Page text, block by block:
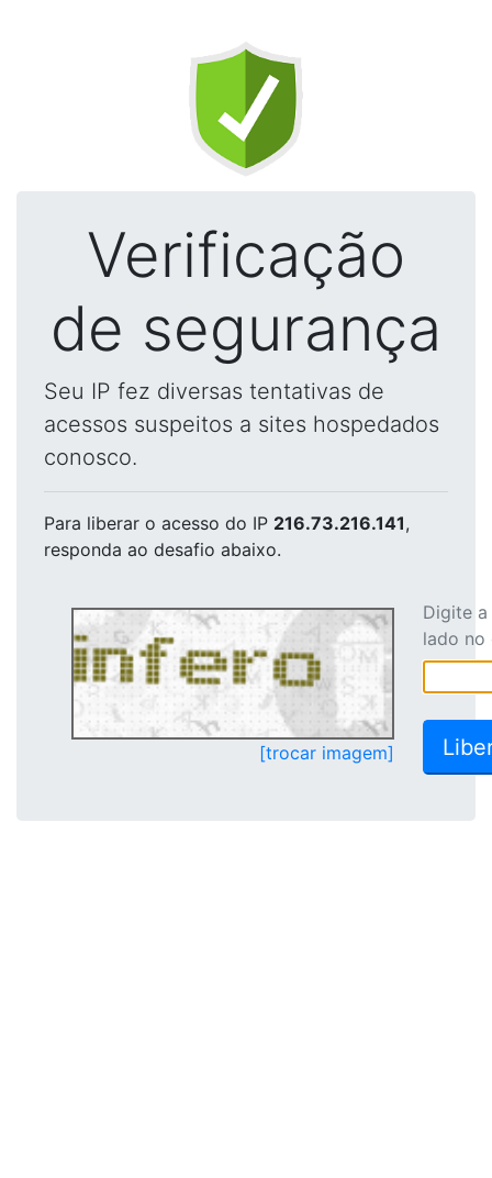
Verificação
de segurança
Seu IP fez diversas tentativas de
acessos suspeitos a sites hospedados
conosco.
Para liberar o acesso do IP 216.73.216.141,
responda ao desafio abaixo.
[trocar imagem]
Digite
lado no